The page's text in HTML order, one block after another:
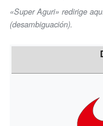
«Super Aguri» redirige
(desambiguación).